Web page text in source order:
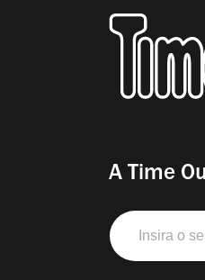
A Time
Insira
o
seu